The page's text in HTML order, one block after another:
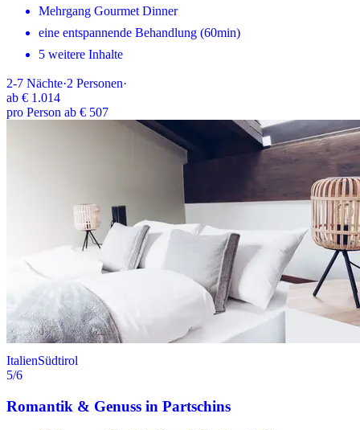
Mehrgang Gourmet Dinner
eine entspannende Behandlung (60min)
5 weitere Inhalte
2-7 Nächte·2 Personen·
ab € 1.014
pro Person ab € 507
ItalienSüdtirol
5/6
Romantik & Genuss in Partschins